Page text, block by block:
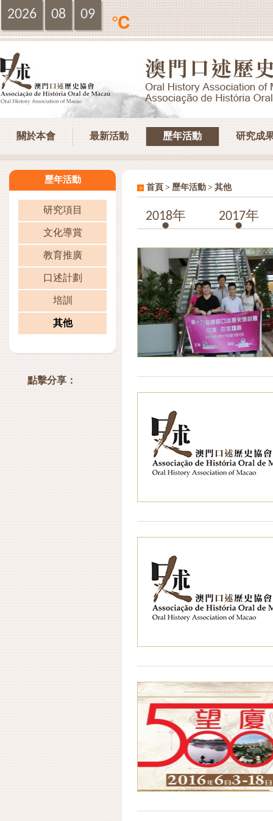
2026 08 09
℃
關於本會 最新活動 歷年活動 研究成
歷年活動
研究項目
文化導賞
教育推廣
口述計劃
培訓
其他
點擊分享：
首頁 > 歷年活動 > 其他
2018年 2017年